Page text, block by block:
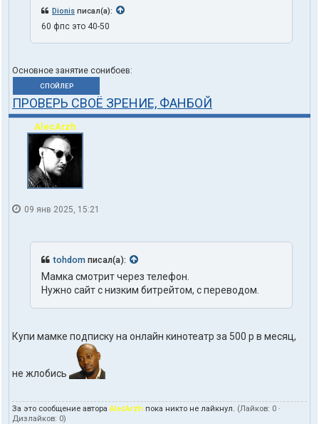
Dionis писал(а):
60 фпс это 40-50
Основное занятие сонибоев:
СПОЙЛЕР
ПРОВЕРЬ СВОЁ ЗРЕНИЕ, ФАНБОЙ
AlecArzh
09 янв 2025, 15:21
tohdom писал(а):
Мамка смотрит через телефон.
Нужно сайт с низким битрейтом, с переводом.
Купи мамке подписку на онлайн кинотеатр за 500 р в месяц,
не жлобись
За это сообщение автораAlecArzh пока никто не лайкнул. (Лайков: 0 ·
Дизлайков: 0)